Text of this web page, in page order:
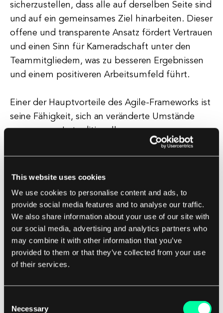
This website uses cookies
We use cookies to personalise content and ads, to
provide social media features and to analyse our traffic.
We also share information about your use of our site with
our social media, advertising and analytics partners who
may combine it with other information that you’ve
provided to them or that they’ve collected from your use
of their services.
Selection
Necessary
sicherzustellen, dass alle auf derselben Seite sind
und auf ein gemeinsames Ziel hinarbeiten. Dieser
offene und transparente Ansatz fördert Vertrauen
und einen Sinn für Kameradschaft unter den
Teammitgliedern, was zu besseren Ergebnissen
und einem positiveren Arbeitsumfeld führt.
Einer der Hauptvorteile des Agile-Frameworks ist
seine Fähigkeit, sich an veränderte Umstände
anzupassen. In traditionellen
Projektmanagementmethoden können
Änderungen der Anforderungen oder Prioritäten
erhebliche Verzögerungen und Störungen
darauf ausgelegt, flexibel und reaktionsschnell
zu sein, was es den Teams ermöglicht, ihre Pläne
und Prioritäten schnell anzupassen, wenn dies
erforderlich ist. Dies erleichtert es, neue
Informationen, Rückmeldungen oder
unerwartete Herausforderungen zu
berücksichtigen, wodurch sichergestellt wird,